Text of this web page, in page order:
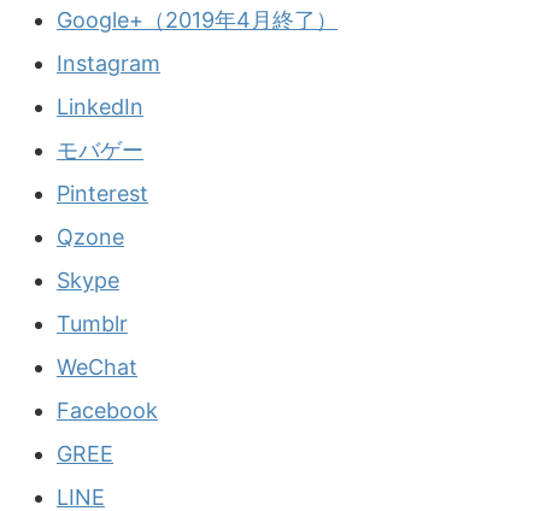
Google+（2019年4月終了）
Instagram
LinkedIn
モバゲー
Pinterest
Qzone
Skype
Tumblr
WeChat
Facebook
GREE
LINE